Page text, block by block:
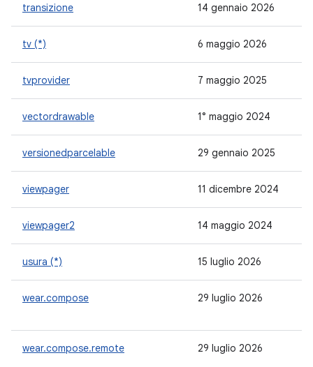
transizione 14 gennaio 2026
tv (*) 6 maggio 2026
tvprovider 7 maggio 2025
vectordrawable 1° maggio 2024
versionedparcelable 29 gennaio 2025
viewpager 11 dicembre 2024
viewpager2 14 maggio 2024
usura (*) 15 luglio 2026
wear.compose 29 luglio 2026
wear.compose.remote 29 luglio 2026